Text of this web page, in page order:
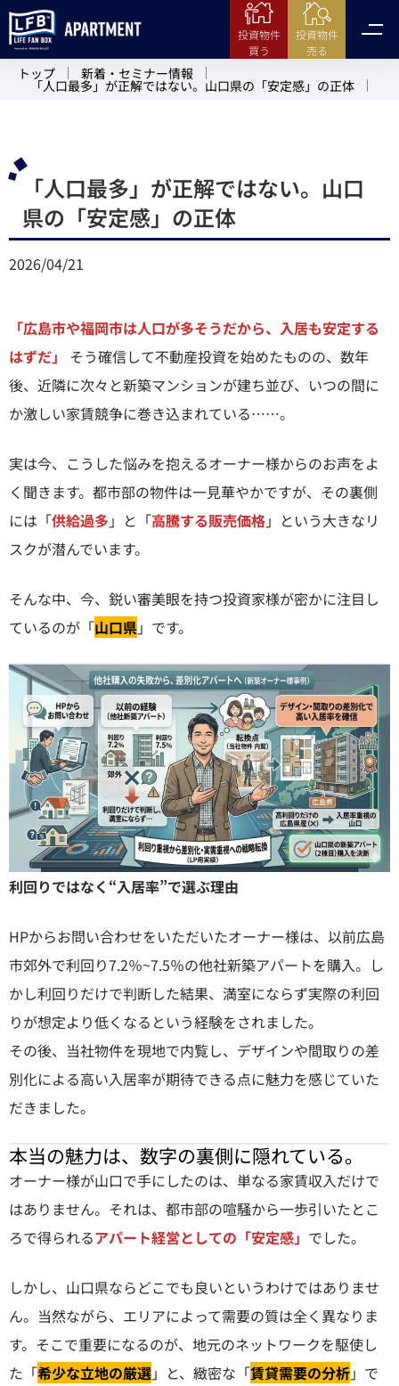
投資物件
買う
投資物件
売る
トップ 新着・セミナー情報
「人口最多」が正解ではない。山口県の「安定感」の正体
「人口最多」が正解ではない。山口
県の「安定感」の正体
2026/04/21
「広島市や福岡市は人口が多そうだから、入居も安定する
はずだ」
そう確信して不動産投資を始めたものの、数年
後、近隣に次々と新築マンションが建ち並び、いつの間に
か激しい家賃競争に巻き込まれている……。
実は今、こうした悩みを抱えるオーナー様からのお声をよ
く聞きます。都市部の物件は一見華やかですが、その裏側
には「供給過多 」と「高騰する販売価格」という大きなリ
スクが潜んでいます。
そんな中、今、鋭い審美眼を持つ投資家様が密かに注目し
ているのが「山口県」です。
利回りではなく“入居率”で選ぶ理由
HPからお問い合わせをいただいたオーナー様は、以前広島
市郊外で利回り7.2％~7.5％の他社新築アパートを購入。し
かし利回りだけで判断した結果、満室にならず実際の利回
りが想定より低くなるという経験をされました。
その後、当社物件を現地で内覧し、デザインや間取りの差
別化による高い入居率が期待できる点に魅力を感じていた
だきました。
本当の魅力は、数字の裏側に隠れている。
オーナー様が山口で手にしたのは、単なる家賃収入だけで
はありません。それは、都市部の喧騒から一歩引いたとこ
ろで得られるアパート経営としての「安定感」 でした。
しかし、山口県ならどこでも良いというわけではありませ
ん。当然ながら、エリアによって需要の質は全く異なりま
す。そこで重要になるのが、地元のネットワークを駆使し
た「希少な立地の厳選」と、緻密な「賃貸需要の分析」で